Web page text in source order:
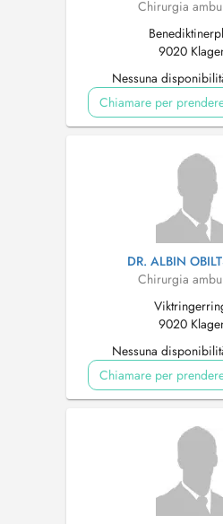
Chirurgia
9020
Nessuna
Chiamare per
DR. ALBIN
Chirurgia
9020
Nessuna
Chiamare per